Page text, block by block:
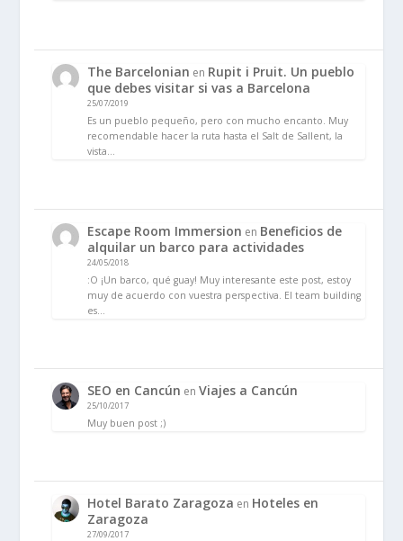
The Barcelonian en Rupit i Pruit. Un pueblo
que debes visitar si vas a Barcelona
25/07/2019
Es un pueblo pequeño, pero con mucho encanto. Muy
recomendable hacer la ruta hasta el Salt de Sallent, la
vista…
Escape Room Immersion en Beneficios de
alquilar un barco para actividades
24/05/2018
:O ¡Un barco, qué guay! Muy interesante este post, estoy
muy de acuerdo con vuestra perspectiva. El team building
es…
SEO en Cancún enViajes a Cancún
25/10/2017
Muy buen post ;)
Hotel Barato Zaragoza en Hoteles en
Zaragoza
27/09/2017